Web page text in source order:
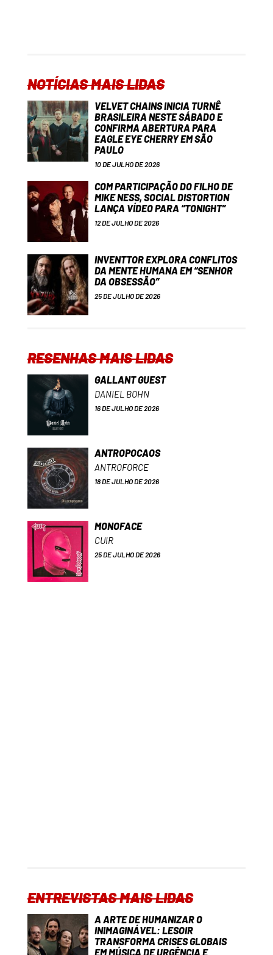
NOTÍCIAS MAIS LIDAS
VELVET CHAINS INICIA TURNÊ
BRASILEIRA NESTE SÁBADO E
CONFIRMA ABERTURA PARA
EAGLE EYE CHERRY EM SÃO
PAULO
10 DE JULHO DE 2026
COM PARTICIPAÇÃO DO FILHO DE
MIKE NESS, SOCIAL DISTORTION
LANÇA VÍDEO PARA “TONIGHT”
12 DE JULHO DE 2026
INVENTTOR EXPLORA CONFLITOS
DA MENTE HUMANA EM “SENHOR
DA OBSESSÃO”
25 DE JULHO DE 2026
RESENHAS MAIS LIDAS
GALLANT GUEST
DANIEL BOHN
16 DE JULHO DE 2026
ANTROPOCAOS
ANTROFORCE
18 DE JULHO DE 2026
MONOFACE
CUIR
25 DE JULHO DE 2026
ENTREVISTAS MAIS LIDAS
A ARTE DE HUMANIZAR O
INIMAGINÁVEL: LESOIR
TRANSFORMA CRISES GLOBAIS
EM MÚSICA DE URGÊNCIA E